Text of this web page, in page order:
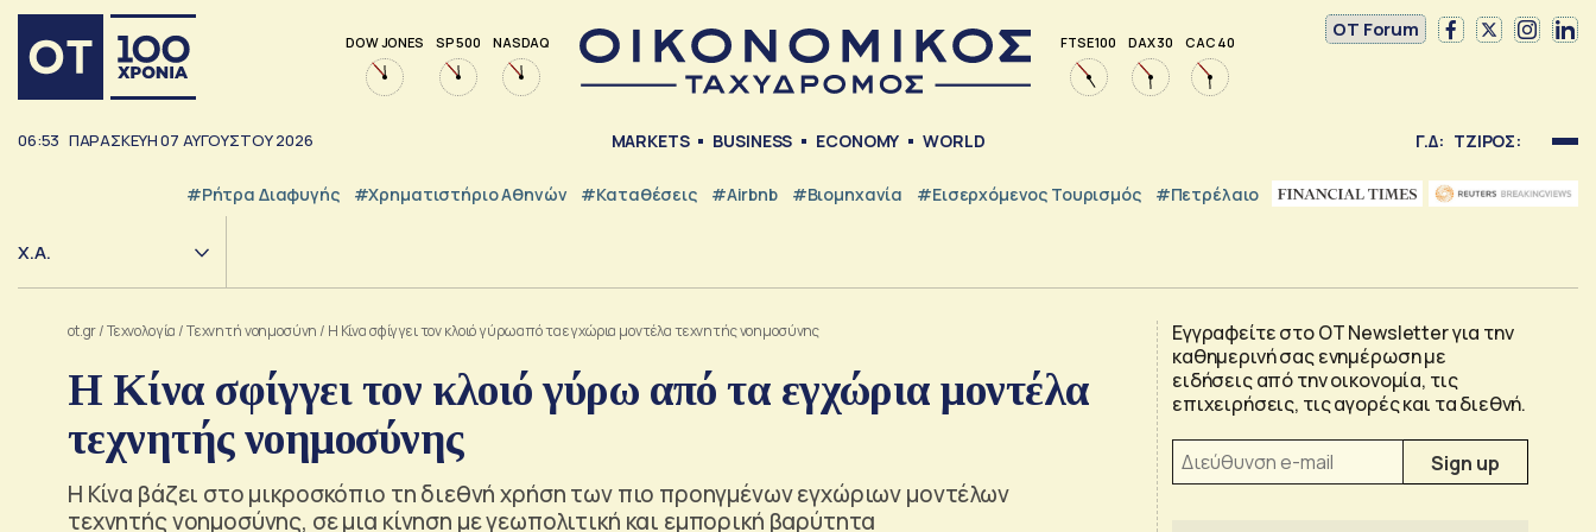
DOW JONES SP 500 NASDAQ FTSE 100 DAX 30 CAC 40
OT Forum
06:53 ΠΑΡΑΣΚΕΥΗ07 ΑΥΓΟΥΣΤΟΥ2026 MARKETS BUSINESS ECONOMY WORLD Γ.Δ: ΤΖΙΡΟΣ:
#ρήτρα Διαφυγής #Χρηματιστήριο Αθηνών #Καταθέσεις #Airbnb #Βιομηχανία #εισερχόμενος Τουρισμός #Πετρέλαιο
Χ.Α.
ot.gr/Τεχνολογία /Tεχνητή νοημοσύνη / Η Κίνα σφίγγει τον κλοιό γύρω από τα εγχώρια μοντέλα τεχνητής νοημοσύνης
Η Κίνα σφίγγει τον κλοιό γύρω από τα εγχώρια μοντέλα
τεχνητής νοημοσύνης
Η Κίνα βάζει στο μικροσκόπιο τη διεθνή χρήση των πιο προηγμένων εγχώριων μοντέλων
τεχνητής νοημοσύνης, σε μια κίνηση με γεωπολιτική και εμπορική βαρύτητα
Εγγραφείτε στο OT Newsletter για την
καθημερινή σας ενημέρωση με
ειδήσεις από την οικονομία, τις
επιχειρήσεις, τις αγορές και τα διεθνή.